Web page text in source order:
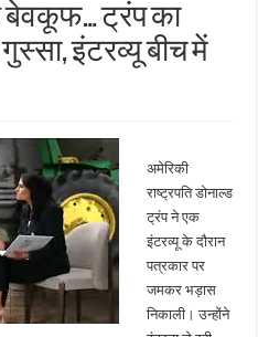
बेवकूफ… ट्रंप का
गुस्सा, इंटरव्यू बीच में
अमेरिकी
राष्ट्रपति डोनाल्ड
ट्रंप ने एक
इंटरव्यू के दौरान
पत्रकार पर
जमकर भड़ास
निकाली। उन्होंने